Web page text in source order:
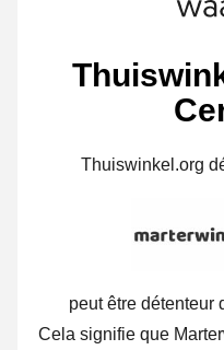
Thuiswinkel.org
peut être détenteur
Cela signifie que